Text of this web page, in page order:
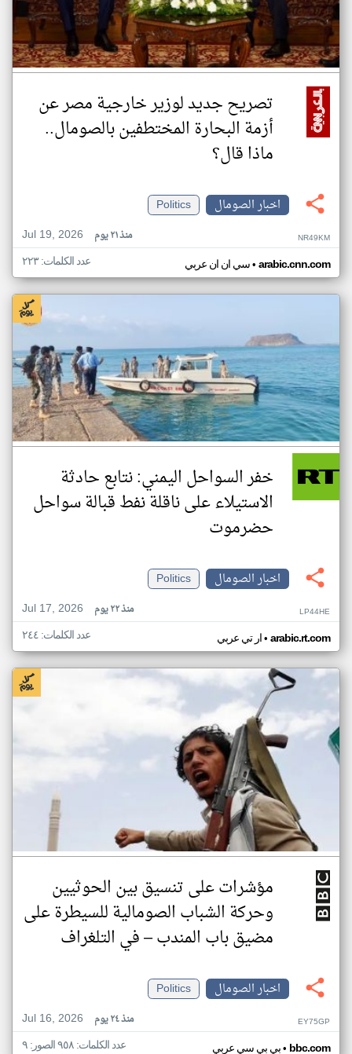
تصريح جديد لوزير خارجية مصر عن
أزمة البحارة المختطفين بالصومال..
ماذا قال؟
اخبار الصومال
Politics
Jul 19, 2026
منذ ٢١ يوم NR49KM
سي ان ان عربي• arabic.cnn.com عدد الكلمات: ٢٢٣
خفر السواحل اليمني: نتابع حادثة
الاستيلاء على ناقلة نفط قبالة سواحل
حضرموت
اخبار الصومال
Politics
Jul 17, 2026
منذ ٢٢ يوم LP44HE
ار تي عربي• arabic.rt.com عدد الكلمات: ٢٤٤
مؤشرات على تنسيق بين الحوثيين
وحركة الشباب الصومالية للسيطرة على
مضيق باب المندب – في التلغراف
اخبار الصومال
Politics
Jul 16, 2026
منذ ٢٤ يوم EY75GP
بي بي سي عربي• bbc.com عدد الكلمات: ٩٥٨ الصور: ٩